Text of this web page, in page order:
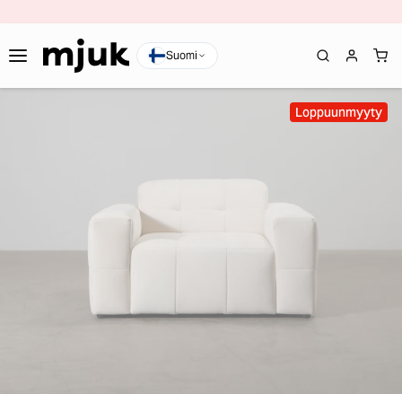
Suomi
Loppuunmyyty